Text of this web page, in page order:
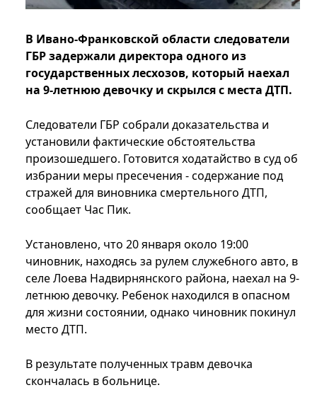
В Ивано-Франковской области следователи
ГБР задержали директора одного из
государственных лесхозов, который наехал
на 9-летнюю девочку и скрылся с места ДТП.
Следователи ГБР собрали доказательства и
установили фактические обстоятельства
произошедшего. Готовится ходатайство в суд об
избрании меры пресечения - содержание под
стражей для виновника смертельного ДТП,
сообщает Час Пик.
Установлено, что 20 января около 19:00
чиновник, находясь за рулем служебного авто, в
селе Лоева Надвирнянского района, наехал на 9-
летнюю девочку. Ребенок находился в опасном
для жизни состоянии, однако чиновник покинул
место ДТП.
В результате полученных травм девочка
скончалась в больнице.